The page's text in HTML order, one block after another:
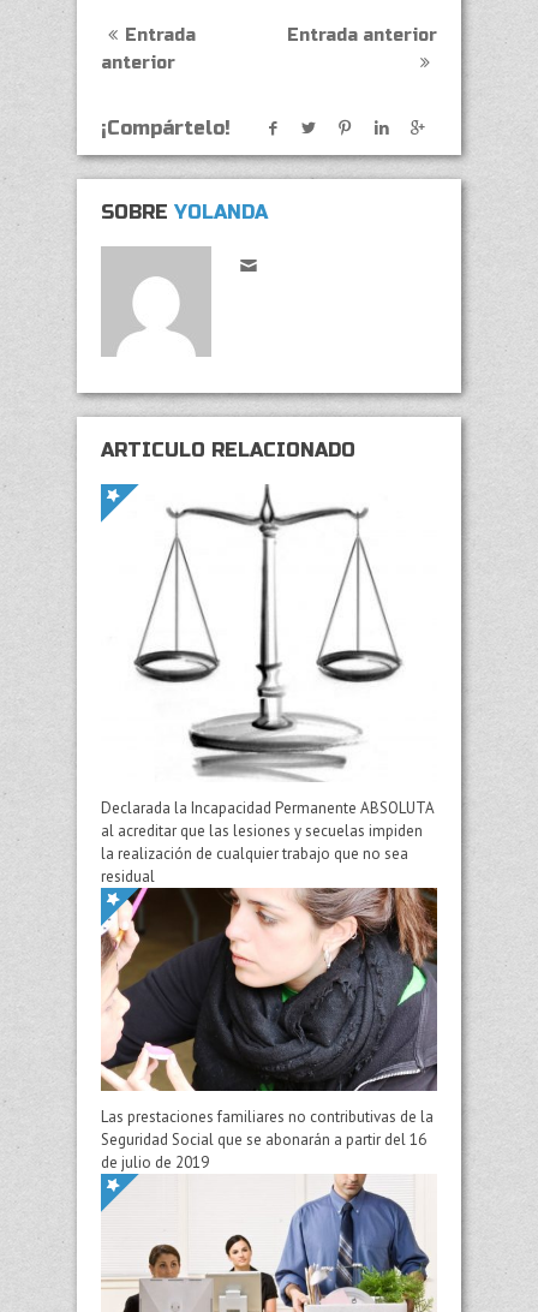
Entrada
anterior
Entrada anterior
¡Compártelo!
SOBRE YOLANDA
ARTÍCULO RELACIONADO
Declarada la Incapacidad Permanente ABSOLUTA
al acreditar que las lesiones y secuelas impiden
la realización de cualquier trabajo que no sea
residual
Las prestaciones familiares no contributivas de la
Seguridad Social que se abonarán a partir del 16
de julio de 2019